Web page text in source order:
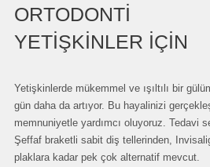
ORTODONTI
YETIŞKINLER IÇIN
Yetişkinlerde mükemmel ve ışıltılı bir
gün daha da artıyor. Bu hayalinizi
memnuniyetle yardımcı oluyoruz. Tedavi
Şeffaf braketli sabit diş tellerinden,
plaklara kadar pek çok alternatif mevcut.